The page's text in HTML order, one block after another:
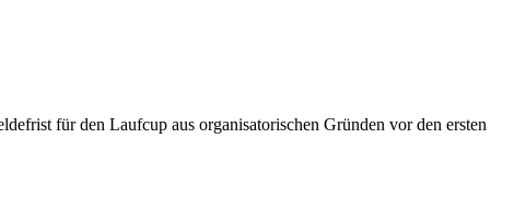
für den Laufcup aus organisatorischen Gründen vor den ersten